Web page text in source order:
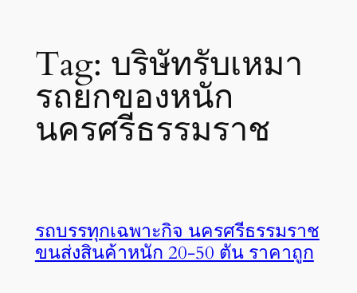
Tag: บริษัทรับเหมา
รถยกของหนัก
นครศรีธรรมราช
รถบรรทุกเฉพาะกิจ นครศรีธรรมราช
ขนส่งสินค้าหนัก 20-50 ตัน ราคาถูก